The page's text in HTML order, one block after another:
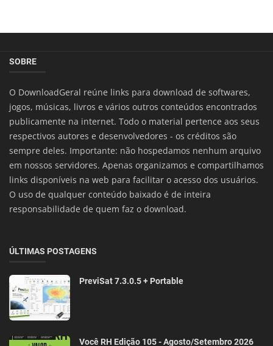
SOBRE
O DownloadGeral reúne links para download de softwares,
jogos, músicas, livros e vários outros conteúdos encontrados
publicamente na internet. Todo o material pertence aos seus
respectivos autores e desenvolvedores - os créditos são
sempre deles. Importante: não hospedamos nenhum arquivo
em nossos servidores. Apenas organizamos e compartilhamos
links disponíveis na web para facilitar o acesso dos usuários.
O uso de qualquer conteúdo baixado é de inteira
responsabilidade de quem faz o download.
ÚLTIMAS POSTAGENS
PreviSat 7.3.0.5 + Portable
Você RH Edição 105 - Agosto/Setembro 2026